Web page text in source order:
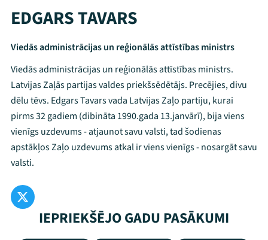
EDGARS TAVARS
Viedās administrācijas un reģionālās attīstības ministrs
Viedās administrācijas un reģionālās attīstības ministrs.
Latvijas Zaļās partijas valdes priekšsēdētājs. Precējies, divu
dēlu tēvs. Edgars Tavars vada Latvijas Zaļo partiju, kurai
pirms 32 gadiem (dibināta 1990.gada 13.janvārī), bija viens
vienīgs uzdevums - atjaunot savu valsti, tad šodienas
apstākļos Zaļo uzdevums atkal ir viens vienīgs - nosargāt savu
valsti.
IEPRIEKŠĒJO GADU PASĀKUMI